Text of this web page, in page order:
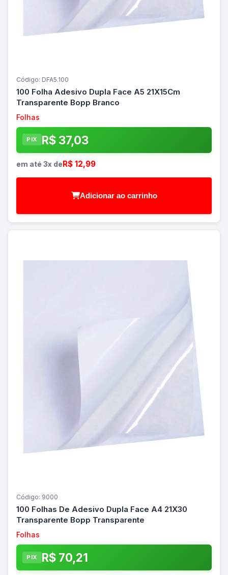
Código: DFA5.100
100 Folha Adesivo Dupla Face A5 21X15Cm
Transparente Bopp Branco
Folhas
PIX R$ 37,03
em até 3x deR$ 12,99
Adicionar ao carrinho
Código: 9000
100 Folhas De Adesivo Dupla Face A4 21X30
Transparente Bopp Transparente
Folhas
PIX R$ 70,21